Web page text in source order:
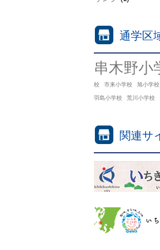
通学区
串木野小
校
市来小学校 旭小学校
羽島小学校 荒川小学校
関連サ